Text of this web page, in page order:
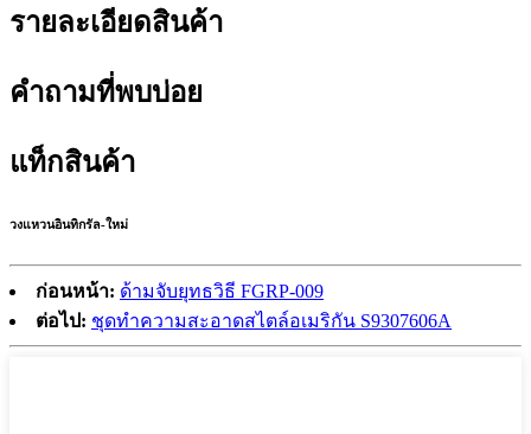
รายละเอียดสินค้า
คำถามที่พบบ่อย
แท็กสินค้า
วงแหวนอินทิกรัล-ใหม่
ก่อนหน้า: ด้ามจับยุทธวิธี FGRP-009
ต่อไป: ชุดทำความสะอาดสไตล์อเมริกัน S9307606A